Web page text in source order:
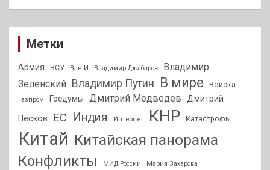
Метки
Армия ВСУ Ван И Владимир Джабаров
Владимир
Зеленский Владимир Путин В мире Войска
Газпром Госдумы Дмитрий Медведев Дмитрий
Песков
ЕС Индия Интернет КНР Катастрофы
Китай Китайская панорама
Конфликты
МИД России Мария Захарова